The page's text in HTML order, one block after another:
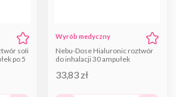
soli
po 5
Wyrób medyczny
Nebu-Dose Hialuronic roztwór
do inhalacji 30 ampułek
33,83 zł